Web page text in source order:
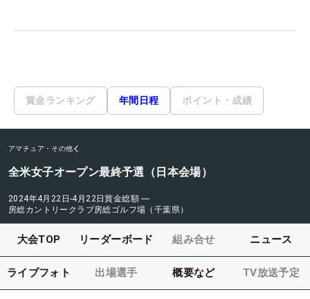
賞金ランキング 年間日程 ポイント・成績
アマチュア・その他
全米女子オープン最終予選（日本会場）
2024年4月22日-4月22日賞金総額 ―
房総カントリークラブ房総ゴルフ場（千葉県）
大会TOP リーダーボード 組み合せ ニュース
ライブフォト 出場選手 概要など TV放送予定